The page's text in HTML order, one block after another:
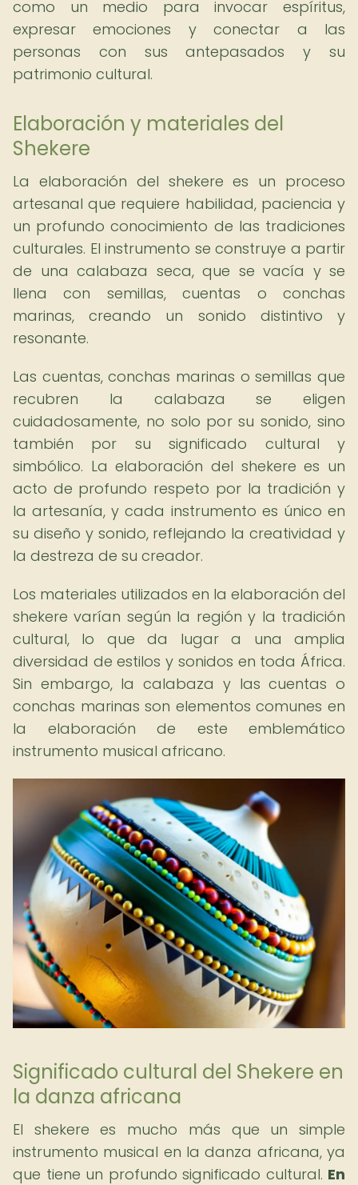
como un medio para invocar espíritus,
expresar emociones y conectar a las
personas con sus antepasados y su
patrimonio cultural.
Elaboración y materiales del
Shekere
La elaboración del shekere es un proceso
artesanal que requiere habilidad, paciencia y
un profundo conocimiento de las tradiciones
culturales. El instrumento se construye a partir
de una calabaza seca, que se vacía y se
llena con semillas, cuentas o conchas
marinas, creando un sonido distintivo y
resonante.
Las cuentas, conchas marinas o semillas que
recubren la calabaza se eligen
cuidadosamente, no solo por su sonido, sino
también por su significado cultural y
simbólico. La elaboración del shekere es un
acto de profundo respeto por la tradición y
la artesanía, y cada instrumento es único en
su diseño y sonido, reflejando la creatividad y
la destreza de su creador.
Los materiales utilizados en la elaboración del
shekere varían según la región y la tradición
cultural, lo que da lugar a una amplia
diversidad de estilos y sonidos en toda África.
Sin embargo, la calabaza y las cuentas o
conchas marinas son elementos comunes en
la elaboración de este emblemático
instrumento musical africano.
Significado cultural del Shekere en
la danza africana
El shekere es mucho más que un simple
instrumento musical en la danza africana, ya
que tiene un profundo significado cultural. En